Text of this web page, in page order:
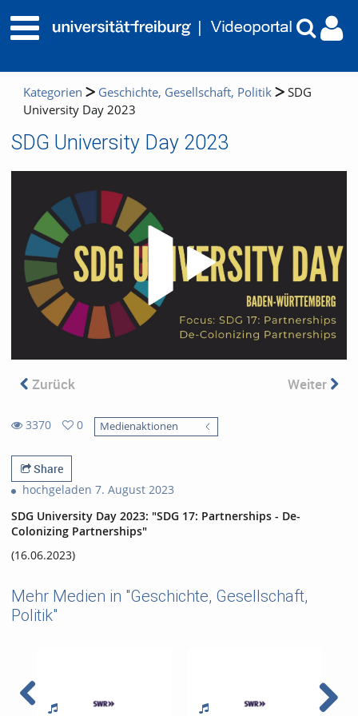
Kategorien Geschichte, Gesellschaft, Politik
SDG
University Day 2023
SDG University Day 2023
Zurück Weiter
3370
views
0
favorites
Medienaktionen
Share
hochgeladen 7. August 2023
SDG University Day 2023: "SDG 17: Partnerships - De-
Colonizing Partnerships"
(16.06.2023)
Mehr Medien in "Geschichte, Gesellschaft,
Politik"